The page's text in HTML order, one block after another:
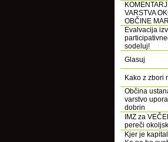
VARSTVA
OBČINE
Evalvacija
sodeluj!
Glasuj
Kako z zbori
Občina
varstvo
dobrin
IMZ za
pereči
Kjer je